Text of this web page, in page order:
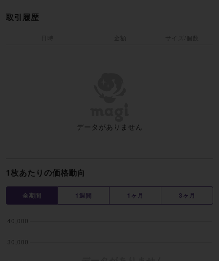
1枚あたりの価格動向
全期間 1週間 1ヶ月 3ヶ月
取引履歴
日時 金額 サイズ/個数
データがありません